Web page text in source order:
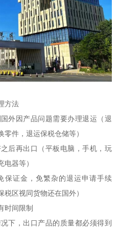
方法
因产品问题需要办理退运（退
件，退运保税仓储等）
再出口（平板电脑，手机，玩
器等）
证金，免繁杂的退运申请手续
税区视同货物还在国外）
间限制
，出口产品的质量都必须得到